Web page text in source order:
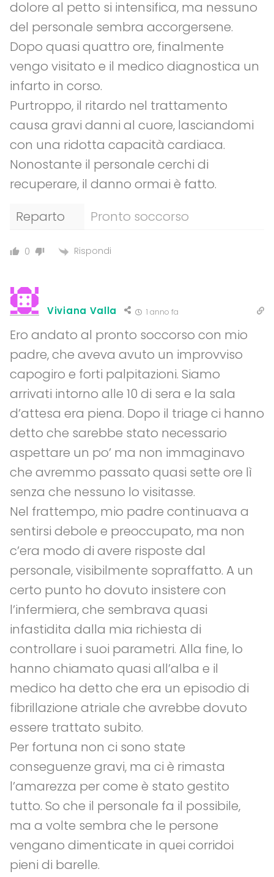
dolore al petto si intensifica, ma nessuno
del personale sembra accorgersene.
Dopo quasi quattro ore, finalmente
vengo visitato e il medico diagnostica un
infarto in corso.
Purtroppo, il ritardo nel trattamento
causa gravi danni al cuore, lasciandomi
con una ridotta capacità cardiaca.
Nonostante il personale cerchi di
recuperare, il danno ormai è fatto.
Reparto
Pronto soccorso
0 Rispondi
Viviana Valla 1 anno fa
Ero andato al pronto soccorso con mio
padre, che aveva avuto un improvviso
capogiro e forti palpitazioni. Siamo
arrivati intorno alle 10 di sera e la sala
d’attesa era piena. Dopo il triage ci hanno
detto che sarebbe stato necessario
aspettare un po’ ma non immaginavo
che avremmo passato quasi sette ore lì
senza che nessuno lo visitasse.
Nel frattempo, mio padre continuava a
sentirsi debole e preoccupato, ma non
c’era modo di avere risposte dal
personale, visibilmente sopraffatto. A un
certo punto ho dovuto insistere con
l’infermiera, che sembrava quasi
infastidita dalla mia richiesta di
controllare i suoi parametri. Alla fine, lo
hanno chiamato quasi all’alba e il
medico ha detto che era un episodio di
fibrillazione atriale che avrebbe dovuto
essere trattato subito.
Per fortuna non ci sono state
conseguenze gravi, ma ci è rimasta
l’amarezza per come è stato gestito
tutto. So che il personale fa il possibile,
ma a volte sembra che le persone
vengano dimenticate in quei corridoi
pieni di barelle.